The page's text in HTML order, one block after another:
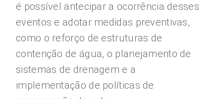
é possível antecipar a ocorrência desses
eventos e adotar medidas preventivas,
como o reforço de estruturas de
contenção de água, o planejamento de
sistemas de drenagem e a
implementação de políticas de